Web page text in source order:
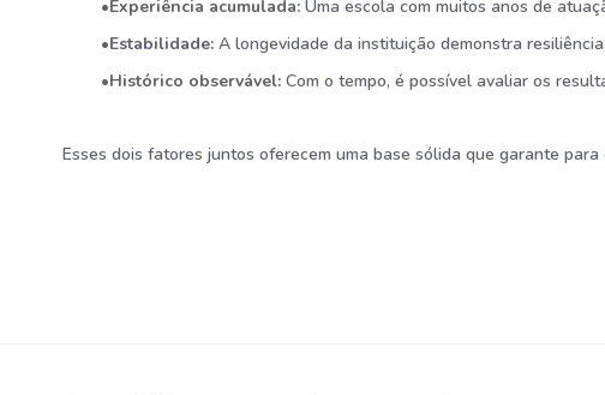
•Experiência acumulada: Uma escola com muitos anos de
•Estabilidade: A longevidade da instituição demonstra
•Histórico observável: Com o tempo, é possível avaliar os
Esses dois fatores juntos oferecem uma base sólida que garante